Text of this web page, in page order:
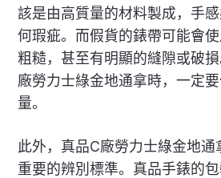
該是由高質量的材料製成，手
何瑕疵。而假貨的錶帶可能會
粗糙，甚至有明顯的縫隙或破
廠勞力士綠金地通拿時，一定
量。
此外，真品C廠勞力士綠金地通
重要的辨別標準。真品手錶的包